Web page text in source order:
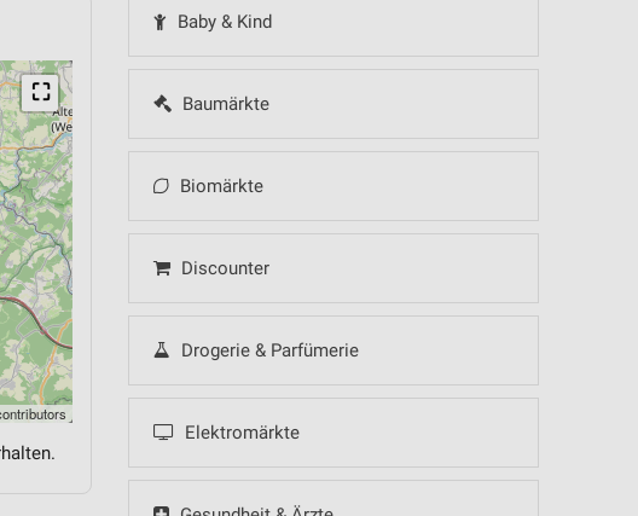
Baby & Kind
Baumärkte
Biomärkte
Discounter
Drogerie & Parfümerie
Elektromärkte
⛶